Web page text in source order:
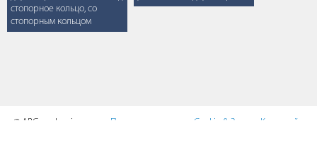
стопорное кольцо, со
стопорным кольцом
© ABCmechanics.com,
Пользовательское
Cookie & Защита
Карта сайта